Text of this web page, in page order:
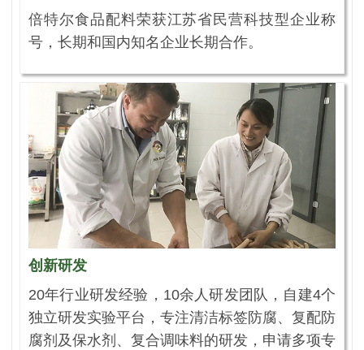
倍特尔食品配料荣获江苏省民营科技型企业称
号，长期和国内知名企业长期合作。
创新研发
20年行业研发经验，10余人研发团队，自建4个
独立研发实验平台，专注清洁标签防腐、复配防
腐剂及保水剂、复合调味料的研发，申请多项专